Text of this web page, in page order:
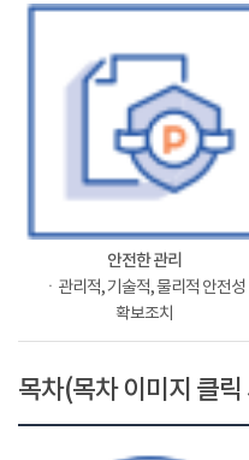
안전한 관리
ㆍ관리적, 기술적, 물리적 안전성
확보조치
목차(목차 이미지 클